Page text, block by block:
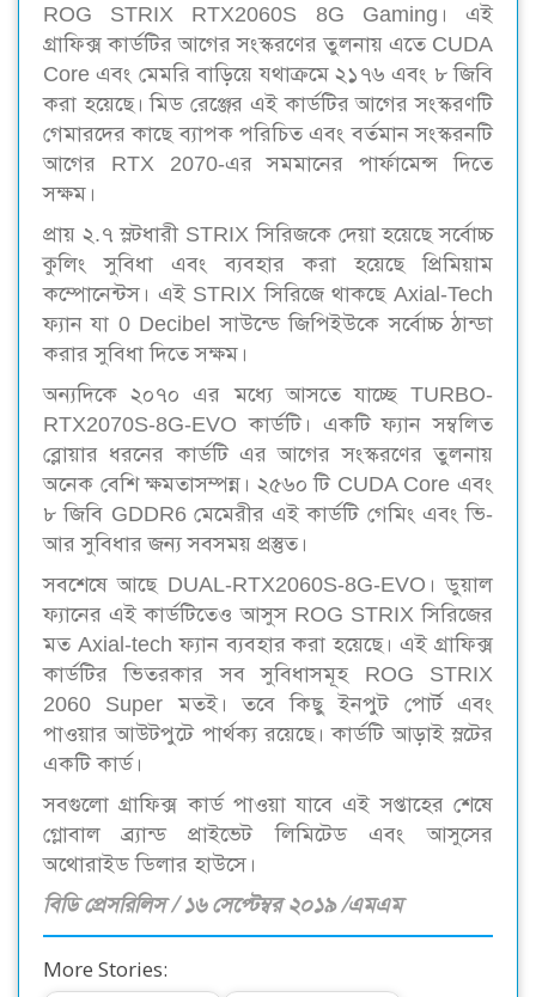
ROG STRIX RTX2060S 8G Gaming। এই
গ্রাফিক্স কার্ডটির আগের সংস্করণের তুলনায় এতে CUDA
Core এবং মেমরি বাড়িয়ে যথাক্রমে ২১৭৬ এবং ৮ জিবি
করা হয়েছে। মিড রেঞ্জের এই কার্ডটির আগের সংস্করণটি
গেমারদের কাছে ব্যাপক পরিচিত এবং বর্তমান সংস্করনটি
আগের RTX 2070-এর সমমানের পার্ফামেন্স দিতে
সক্ষম।
প্রায় ২.৭ স্লটধারী STRIX সিরিজকে দেয়া হয়েছে সর্বোচ্চ
কুলিং সুবিধা এবং ব্যবহার করা হয়েছে প্রিমিয়াম
কম্পোনেন্টস। এই STRIX সিরিজে থাকছে Axial-Tech
ফ্যান যা 0 Decibel সাউন্ডে জিপিইউকে সর্বোচ্চ ঠান্ডা
করার সুবিধা দিতে সক্ষম।
অন্যদিকে ২০৭০ এর মধ্যে আসতে যাচ্ছে TURBO-
RTX2070S-8G-EVO কার্ডটি। একটি ফ্যান সম্বলিত
ব্লোয়ার ধরনের কার্ডটি এর আগের সংস্করণের তুলনায়
অনেক বেশি ক্ষমতাসম্পন্ন। ২৫৬০ টি CUDA Core এবং
৮ জিবি GDDR6 মেমেরীর এই কার্ডটি গেমিং এবং ভি-
আর সুবিধার জন্য সবসময় প্রস্তুত।
সবশেষে আছে DUAL-RTX2060S-8G-EVO। ডুয়াল
ফ্যানের এই কার্ডটিতেও আসুস ROG STRIX সিরিজের
মত Axial-tech ফ্যান ব্যবহার করা হয়েছে। এই গ্রাফিক্স
কার্ডটির ভিতরকার সব সুবিধাসমূহ ROG STRIX
2060 Super মতই। তবে কিছু ইনপুট পোর্ট এবং
পাওয়ার আউটপুটে পার্থক্য রয়েছে। কার্ডটি আড়াই স্লটের
একটি কার্ড।
সবগুলো গ্রাফিক্স কার্ড পাওয়া যাবে এই সপ্তাহের শেষে
গ্লোবাল ব্র্যান্ড প্রাইভেট লিমিটেড এবং আসুসের
অথোরাইড ডিলার হাউসে।
বিডি প্রেসরিলিস / ১৬ সেপ্টেম্বর ২০১৯ /এমএম
More Stories: